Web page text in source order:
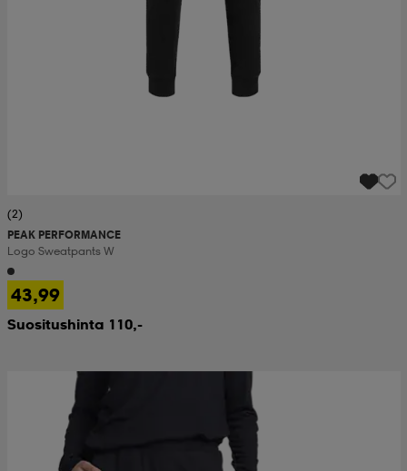
(2)
PEAK PERFORMANCE
Logo Sweatpants W
43,99
Suositushinta 110,-